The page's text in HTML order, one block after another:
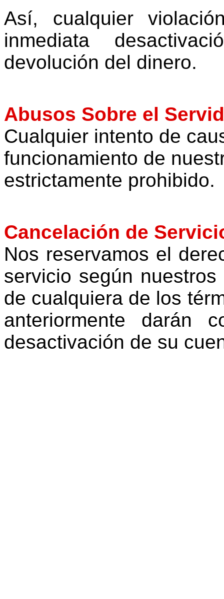
Así, cualquier
inmediata
devolución del dinero.
Abusos Sobre el
Cualquier intento de
funcionamiento de
estrictamente prohibido.
Cancelación de
Nos reservamos el
servicio según
de cualquiera de los
anteriormente darán
desactivación de su